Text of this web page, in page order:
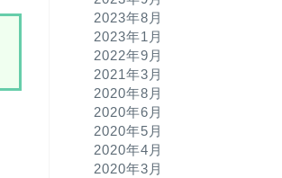
2023年8月
2023年1月
2022年9月
2021年3月
2020年8月
2020年6月
2020年5月
2020年4月
2020年3月